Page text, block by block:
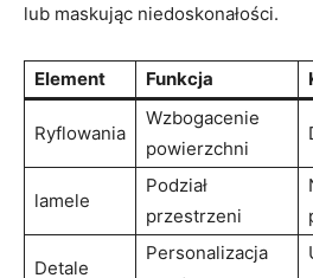
lub maskując niedoskonałości.
Element Funkcja
Ryflowania
Wzbogacenie
powierzchni
lamele
Podział
przestrzeni
Detale
Personalizacja